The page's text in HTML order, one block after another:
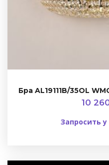
Бра AL19111B/35OL
10
Запросить